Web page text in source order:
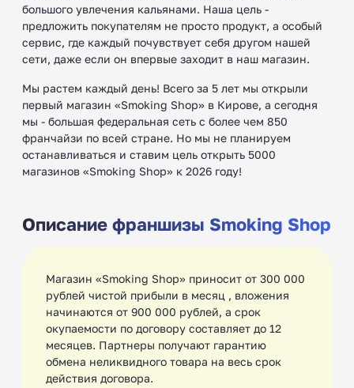
большого увлечения кальянами. Наша цель -
предложить покупателям не просто продукт, а особый
сервис, где каждый почувствует себя другом нашей
сети, даже если он впервые заходит в наш магазин.
Мы растем каждый день! Всего за 5 лет мы открыли
первый магазин «Smoking Shop» в Кирове, а сегодня
мы - большая федеральная сеть с более чем 850
франчайзи по всей стране. Но мы не планируем
останавливаться и ставим цель открыть 5000
магазинов «Smoking Shop» к 2026 году!
Описание франшизы Smoking Shop
Магазин «Smoking Shop» приносит от 300 000
рублей чистой прибыли в месяц , вложения
начинаются от 900 000 рублей, а срок
окупаемости по договору составляет до 12
месяцев. Партнеры получают гарантию
обмена неликвидного товара на весь срок
действия договора.